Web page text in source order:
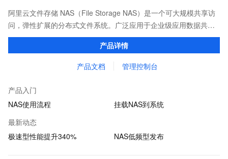
阿里云文件存储 NAS（File Storage NAS）是一个可大规模共享访
问，弹性扩展的分布式文件系统。广泛应用于企业级应用数据共
享、容器数据存储、AI 机器学习、Web 服务和内容管理、应用程序
开发和测试、媒体和娱乐工作流等场景。
产品详情
产品文档 管理控制台
产品入门
NAS使用流程
挂载NAS到系统
最新动态
极速型性能提升340%
NAS低频型发布